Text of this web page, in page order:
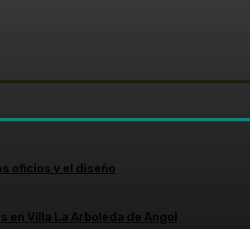
oficios y el diseño
Villa La Arboleda de Angol